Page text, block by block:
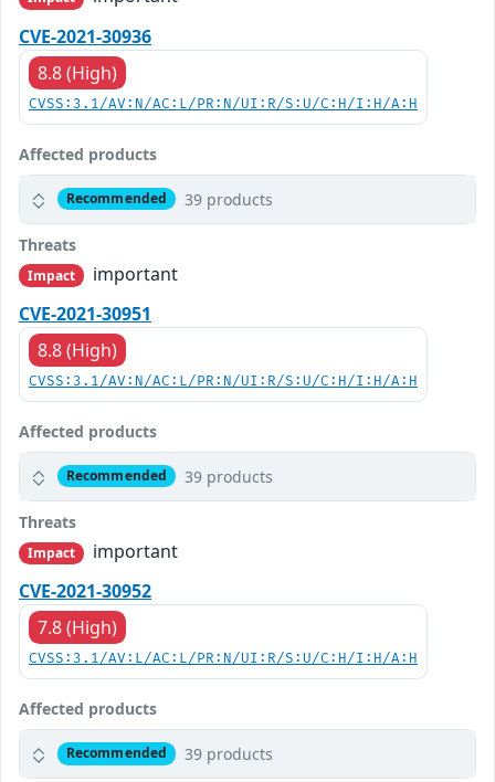
CVE-2021-30936
8.8 (High)
CVSS:3.1/AV:N/AC:L/PR:N/UI:R/S:U/C:H/I:H/A:H
Affected products
Recommended 39 products
Threats
Impact
important
CVE-2021-30951
8.8 (High)
CVSS:3.1/AV:N/AC:L/PR:N/UI:R/S:U/C:H/I:H/A:H
Affected products
Recommended 39 products
Threats
Impact
important
CVE-2021-30952
7.8 (High)
CVSS:3.1/AV:L/AC:L/PR:N/UI:R/S:U/C:H/I:H/A:H
Affected products
Recommended 39 products